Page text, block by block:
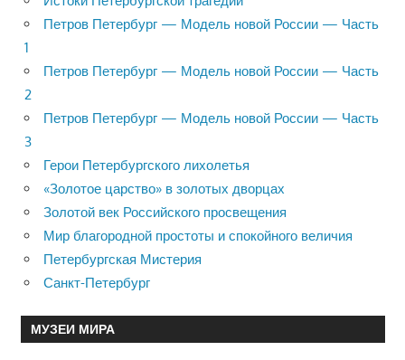
Петров Петербург — Модель новой России — Часть
1
Петров Петербург — Модель новой России — Часть
2
Петров Петербург — Модель новой России — Часть
3
Герои Петербургского лихолетья
«Золотое царство» в золотых дворцах
Золотой век Российского просвещения
Мир благородной простоты и спокойного величия
Петербургская Мистерия
Санкт-Петербург
МУЗЕИ МИРА